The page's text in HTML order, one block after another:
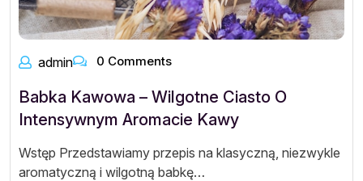
admin 0 Comments
Babka Kawowa – Wilgotne Ciasto O
Intensywnym Aromacie Kawy
Wstęp Przedstawiamy przepis na klasyczną, niezwykle
aromatyczną i wilgotną babkę…